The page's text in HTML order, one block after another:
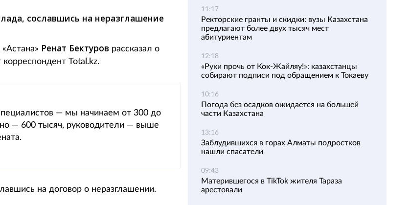
сославшись на неразглашение
Ренат Бектуров рассказал о
Total.kz.
— мы начинаем от 300 до
— 600 тысяч, руководители — выше
на договор о неразглашении.
11:17
Ректорские гранты и скидки: вузы Казахстана
предлагают более двух тысяч мест
абитуриентам
12:18
«Руки прочь от Кок-Жайляу!»: казахстанцы
собирают подписи под обращением к Токаеву
10:16
Погода без осадков ожидается на большей
части Казахстана
13:16
Заблудившихся в горах Алматы подростков
нашли спасатели
09:43
Матерившегося в TikTok жителя Тараза
арестовали